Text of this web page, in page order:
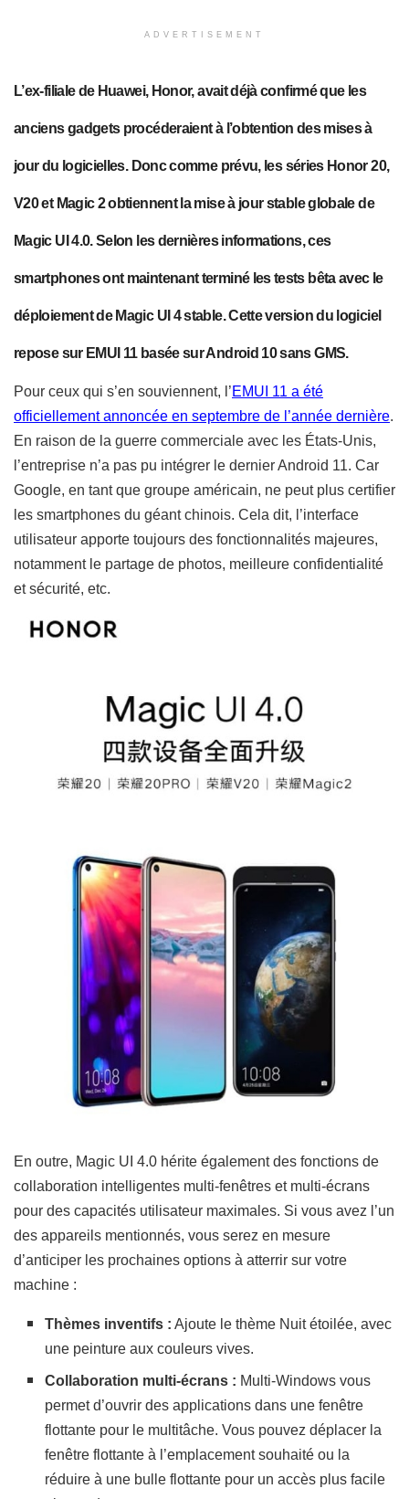
ADVERTISEMENT
L’ex-filiale de Huawei, Honor, avait déjà confirmé que les
anciens gadgets procéderaient à l’obtention des mises à
jour du logicielles. Donccomme prévu, les séries Honor 20,
V20 et Magic 2obtiennent la mise à jour stable globale de
Magic UI 4.0.Selon les dernières informations, ces
smartphones ont maintenant terminé les tests bêta avec le
déploiement de Magic UI 4 stable. Cette version du logiciel
repose sur EMUI 11 basée sur Android 10 sans GMS.
Pour ceux qui s’en souviennent, l’EMUI 11 a été
officiellement annoncée en septembre de l’année dernière.
En raison de la guerre commerciale avec les États-Unis,
l’entreprise n’a pas pu intégrer le dernier Android 11. Car
Google, en tant que groupe américain, ne peut plus certifier
les smartphones du géant chinois. Cela dit, l’interface
utilisateur apporte toujours des fonctionnalités majeures,
notamment le partage de photos, meilleure confidentialité
et sécurité, etc.
En outre, Magic UI 4.0 hérite également des fonctions de
collaboration intelligentes multi-fenêtres et multi-écrans
pour des capacités utilisateur maximales. Si vous avez l’un
des appareils mentionnés, vous serez en mesure
d’anticiper les prochaines options à atterrir sur votre
machine :
Thèmes inventifs : Ajoute le thème Nuit étoilée, avec
une peinture aux couleurs vives.
Collaboration multi-écrans : Multi-Windows vous
permet d’ouvrir des applications dans une fenêtre
flottante pour le multitâche. Vous pouvez déplacer la
fenêtre flottante à l’emplacement souhaité ou la
réduire à une bulle flottante pour un accès plus facile